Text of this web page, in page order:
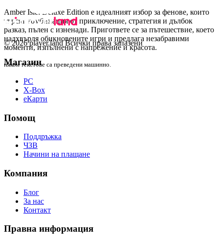
Amber Isle: Deluxe Edition е идеалният избор за фенове, които
търсят комбинация от приключение, стратегия и дълбок
разказ, пълен с изненади. Пригответе се за пътешествие, което
надхвърля обикновените игри и предлага незабравими
моменти, изпълнени с напрежение и красота.
някои текстове са преведени машинно.
© 2026 player.land Всички права запазени
Магазин
PC
X-Box
eКарти
Помощ
Поддръжка
ЧЗВ
Начини на плащане
Компания
Блог
За нас
Контакт
Правна информация